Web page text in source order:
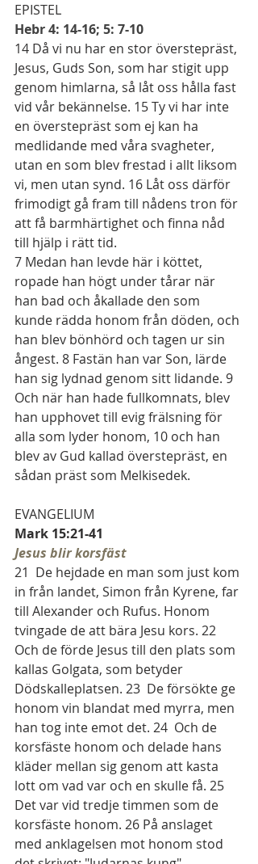
EPISTEL
Hebr 4: 14-16; 5: 7-10
14 Då vi nu har en stor överstepräst,
Jesus, Guds Son, som har stigit upp
genom himlarna, så låt oss hålla fast
vid vår bekännelse. 15 Ty vi har inte
en överstepräst som ej kan ha
medlidande med våra svagheter,
utan en som blev frestad i allt liksom
vi, men utan synd. 16 Låt oss därför
frimodigt gå fram till nådens tron för
att få barmhärtighet och finna nåd
till hjälp i rätt tid.
7 Medan han levde här i köttet,
ropade han högt under tårar när
han bad och åkallade den som
kunde rädda honom från döden, och
han blev bönhörd och tagen ur sin
ångest. 8 Fastän han var Son, lärde
han sig lydnad genom sitt lidande. 9
Och när han hade fullkomnats, blev
han upphovet till evig frälsning för
alla som lyder honom, 10 och han
blev av Gud kallad överstepräst, en
sådan präst som Melkisedek.
EVANGELIUM
Mark 15:21-41
Jesus blir korsfäst
21  De hejdade en man som just kom
in från landet, Simon från Kyrene, far
till Alexander och Rufus. Honom
tvingade de att bära Jesu kors. 22
Och de förde Jesus till den plats som
kallas Golgata, som betyder
Dödskalleplatsen. 23  De försökte ge
honom vin blandat med myrra, men
han tog inte emot det. 24  Och de
korsfäste honom och delade hans
kläder mellan sig genom att kasta
lott om vad var och en skulle få. 25
Det var vid tredje timmen som de
korsfäste honom. 26 På anslaget
med anklagelsen mot honom stod